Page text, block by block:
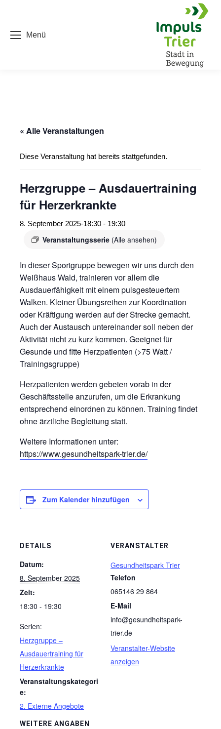
Menü
« Alle Veranstaltungen
Diese Veranstaltung hat bereits stattgefunden.
Herzgruppe – Ausdauertraining
für Herzerkrankte
8. September 2025-18:30 - 19:30
Veranstaltungsserie (Alle ansehen)
In dieser Sportgruppe bewegen wir uns durch den
Weißhaus Wald, trainieren vor allem die
Ausdauerfähigkeit mit einem pulsgesteuertem
Walken. Kleiner Übungsreihen zur Koordination
oder Kräftigung werden auf der Strecke gemacht.
Auch der Austausch untereinander soll neben der
Aktivität nicht zu kurz kommen. Geeignet für
Gesunde und fitte Herzpatienten (>75 Watt /
Trainingsgruppe)
Herzpatienten werden gebeten vorab in der
Geschäftsstelle anzurufen, um die Erkrankung
entsprechend einordnen zu können. Training findet
ohne ärztliche Begleitung statt.
Weitere Informationen unter:
https://www.gesundheitspark-trier.de/
Zum Kalender hinzufügen
DETAILS
Datum:
8. September 2025
Zeit:
18:30 - 19:30
Serien:
Herzgruppe –
Ausdauertraining für
Herzerkrankte
Veranstaltungskategori
e:
2. Externe Angebote
VERANSTALTER
Gesundheitspark Trier
Telefon
065146 29 864
E-Mail
info@gesundheitspark-
trier.de
Veranstalter-Website
anzeigen
WEITERE ANGABEN